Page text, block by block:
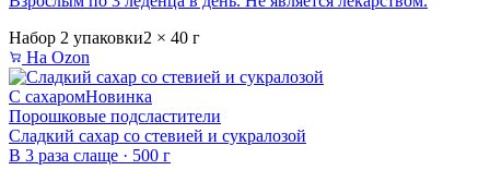
Набор 2 упаковки2 × 40 г
На Ozon
С сахаромНовинка
Порошковые подсластители
Сладкий сахар со стевией и сукралозой
В 3 раза слаще · 500 г